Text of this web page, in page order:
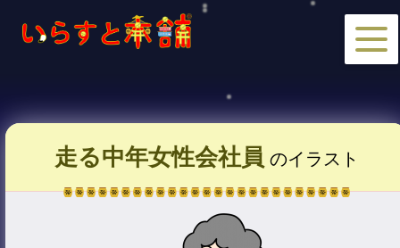
走る中年女性会社員 のイラスト